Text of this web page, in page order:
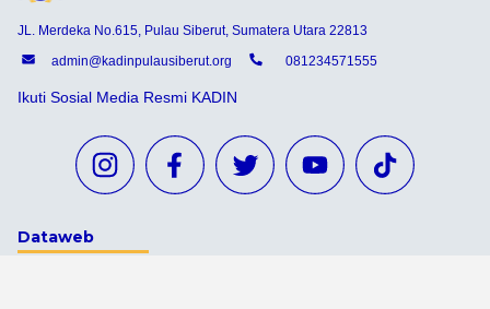
JL. Merdeka No.615, Pulau Siberut, Sumatera Utara 22813
admin@kadinpulausiberut.org
081234571555
Ikuti Sosial Media Resmi KADIN
Dataweb